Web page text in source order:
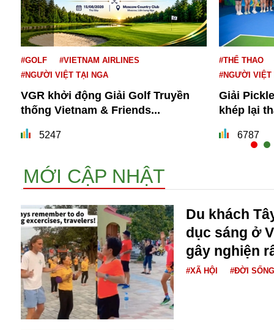
Bói toán
Bóng đá
Bí ẩn
Bitcoin
Bamboo Airways
Báo Nga có gì?
Biển Đông
Barrack Obama
Bắc Kinh
Buôn bán ở Nga
Bộ Quốc phòng
Bác Hồ
Bộ Y tế
#GOLF
#VIETNAM AIRLINES
#NGƯỜI VIỆT TẠI NGA
VGR khởi động Giải Golf Truyền
thống Vietnam & Friends...
5247
#THỂ THAO
#NGƯỜI VIỆT
Giải
khép lại
6787
MỚI CẬP NHẬT
Du khách
dục sáng ở
gây nghiện
#XÃ HỘI #ĐỜI SỐNG